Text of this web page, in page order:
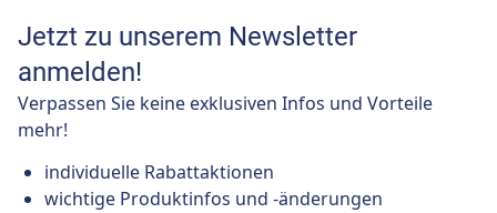
Jetzt zu unserem Newsletter
anmelden!
Verpassen Sie keine exklusiven Infos und Vorteile
mehr!
individuelle Rabattaktionen
wichtige Produktinfos und -änderungen